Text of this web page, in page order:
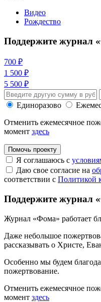
Видео
Рождество
Поддержите журнал
700 ₽
1 500 ₽
5 500 ₽
Единоразово
Отменить ежемесячное
момент здесь
Помочь проекту
Я соглашаюсь с
Даю свое согласие на
соответствии с Политикой
Поддержите журнал
Журнал «Фома» работает
Даже небольшое
рассказывать о Христе,
Особенно мы будем
пожертвование.
Отменить ежемесячное
момент здесь